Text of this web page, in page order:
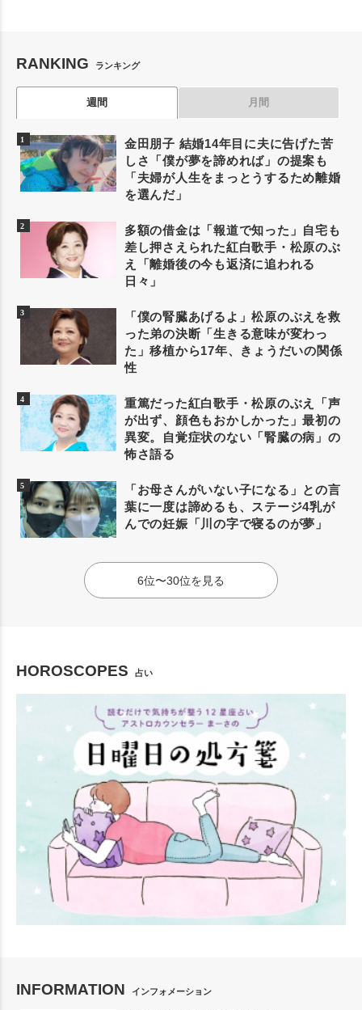
RANKING ランキング
週間 月間
金田朋子 結婚14年目に夫に告げた苦
しさ「僕が夢を諦めれば」の提案も
「夫婦が人生をまっとうするため離婚
を選んだ」
多額の借金は「報道で知った」自宅も
差し押さえられた紅白歌手・松原のぶ
え「離婚後の今も返済に追われる
日々」
「僕の腎臓あげるよ」松原のぶえを救
った弟の決断「生きる意味が変わっ
た」移植から17年、きょうだいの関係
性
重篤だった紅白歌手・松原のぶえ「声
が出ず、顔色もおかしかった」最初の
異変。自覚症状のない「腎臓の病」の
怖さ語る
「お母さんがいない子になる」との言
葉に一度は諦めるも、ステージ4乳が
んでの妊娠「川の字で寝るのが夢」
6位〜30位を見る
HOROSCOPES 占い
INFORMATION インフォメーション